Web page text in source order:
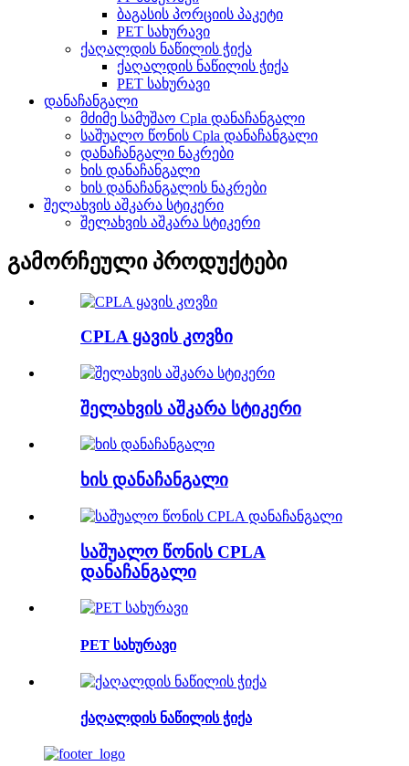
ბაგასის პორციის პაკეტი
PET სახურავი
ქაღალდის ნაწილის ჭიქა
ქაღალდის ნაწილის ჭიქა
PET სახურავი
დანაჩანგალი
მძიმე სამუშაო Cpla დანაჩანგალი
საშუალო წონის Cpla დანაჩანგალი
დანაჩანგალი ნაკრები
ხის დანაჩანგალი
ხის დანაჩანგალის ნაკრები
შელახვის აშკარა სტიკერი
შელახვის აშკარა სტიკერი
გამორჩეული პროდუქტები
CPLA ყავის კოვზი
შელახვის აშკარა სტიკერი
ხის დანაჩანგალი
საშუალო წონის CPLA
დანაჩანგალი
PET სახურავი
ქაღალდის ნაწილის ჭიქა